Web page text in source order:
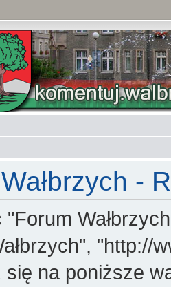
-
"Forum
"http://
się na poniższe